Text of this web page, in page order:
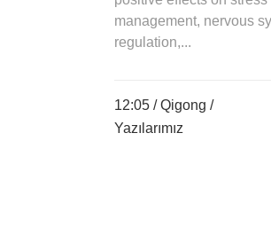
management, nervous
regulation,...
12:05 /Qigong /
Yazılarımız